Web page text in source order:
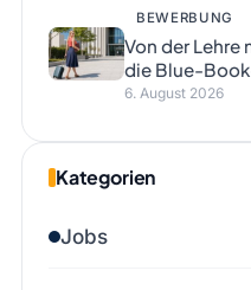
BEWERBUNG
Von der Lehre
die Blue-
6. August 2026
Kategorien
Jobs